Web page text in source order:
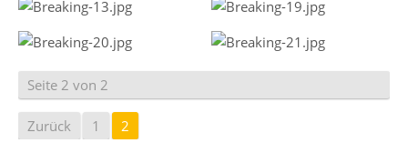
Seite 2 von 2
Zurück 1 2